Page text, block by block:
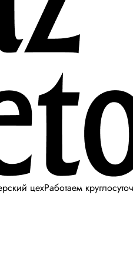
цехРаботаем